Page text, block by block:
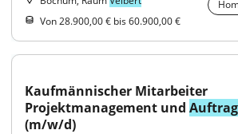
Von 28.900,00 € bis 60.900,00 €
Kaufmännischer Mitarbeiter
Projektmanagement und
(m/w/d)